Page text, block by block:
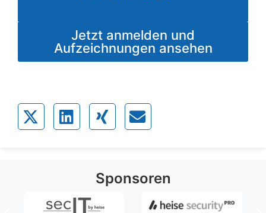
Jetzt anmelden und
Aufzeichnungen ansehen
Sponsoren